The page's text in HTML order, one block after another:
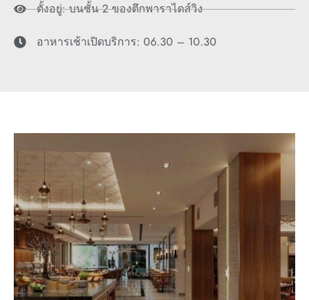
ตั้งอยู่: บนชั้น 2 ของตึกพาราไดส์วิง
อาหารเช้าเปิดบริการ: 06.30 – 10.30
COCONUT RESTAURANT
อาหารนานาชาติ และอาหารเอเชียที่เป็นที่นิยม
ชื่นชอบ
EXPLORE